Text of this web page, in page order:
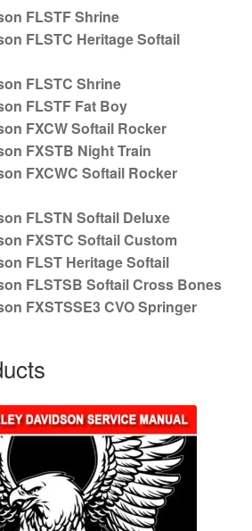
FLSTF Shrine
FLSTC Heritage Softail
FLSTC Shrine
FLSTF Fat Boy
FXCW Softail Rocker
FXSTB Night Train
FXCWC Softail Rocker
FLSTN Softail Deluxe
FXSTC Softail Custom
FLST Heritage Softail
FLSTSB Softail Cross Bones
FXSTSSE3 CVO Springer